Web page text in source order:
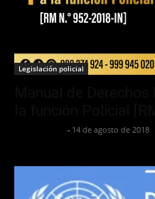
Legislación policial
- 14 de agosto de 2018